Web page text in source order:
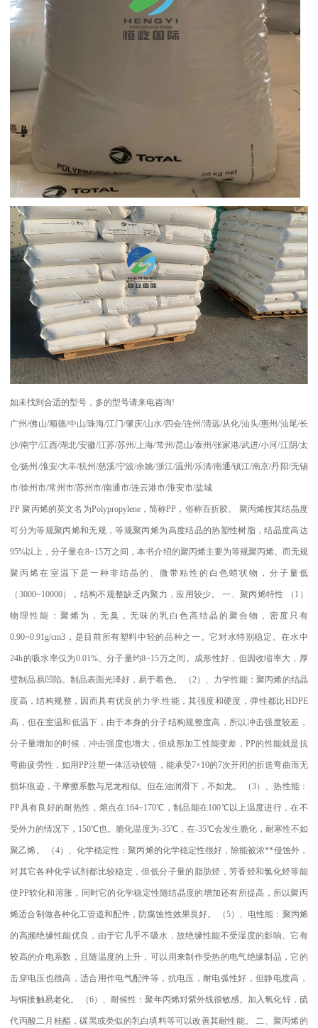
如未找到合适的型号，多的型号请来电咨询!
广州/佛山/顺德/中山/珠海/江门/肇庆/山水/四会/连州 /清远/从化/汕头/惠州/汕尾/长
沙/南宁/江西/湖北/安徽/江苏/苏州/上海/常州 /昆山/泰州 /张家港/武进/小河/江阴/太
仓/扬州 /淮安/大丰/杭州/慈溪/宁波/余姚/浙江/温州 /乐清/南通/镇江/南京/丹阳/无锡
市/徐州市/常州市/苏州市/南通市/连云港市/淮安市/盐城
PP聚丙烯的英文名为Polypropylene，简称PP ，俗称百折胶。 聚丙烯按其结晶度
可分为等规聚丙烯和无规，等规聚丙烯为高度结晶的热塑性树脂，结晶度高达
95%以上，分子量在8~15万之间，本书介绍的聚丙烯主要为等规聚丙烯。而无规
聚丙烯在室温下是一种非结晶的、微带粘性的白色蜡状物，分子量低
（ 3000~10000），结构不规整缺乏内聚力，应用较少。一、聚丙烯特性 （ 1 ）
物理性能：聚烯为，无臭，无味的乳白色高结晶的聚合物，密度只有
0.90~0.91g/cm3 ，是目前所有塑料中轻的品种之一。它对水特别稳定。在水中
24h的吸水率仅为0.01%、分子量约8~15万之间。成形性好，但因收缩率大，厚
璧制品易凹陷。制品表面光泽好，易于着色。 （2）、力学性能：聚丙烯的结晶
度高，结构规整，因而具有优良的力学. 性能，其强度和硬度，弹性都比HDPE
高，但在室温和低温下，由于本身的分子结构规整度高，所以冲击强度较差，
分子量增加的时候，冲击强度也增大，但成形加工性能变差， PP的性能就是抗
弯曲疲劳性，如用PP注塑一体活动铰链，能承受7×10的7次开闭的折迭弯曲而无
损坏痕迹，干摩擦系数与尼龙相似。但在油润滑下，不如龙。 （3）、热性能：
PP具有良好的耐热性，熔点在164~170℃ ，制品能在100℃以上温度进行，在不
受外力的情况下， 150℃也。脆化温度为-35℃，在-35℃会发生脆化，耐寒性不如
聚乙烯。 （4）、化学稳定性：聚丙烯的化学稳定性很好，除能被浓**侵蚀外，
对其它各种化学试剂都比较稳定，但低分子量的脂肪烃，芳香烃和氯化烃等能
使PP软化和溶胀，同时它的化学稳定性随结晶度的增加还有所提高，所以聚丙
烯适合制做各种化工管道和配件，防腐蚀性效果良好。 （5）、电性能：聚丙烯
的高频绝缘性能优良，由于它几乎不吸水，故绝缘性能不受湿度的影响。它有
较高的介电系数，且随温度的上升，可以用来制作受热的电气绝缘制品，它的
击穿电压也很高，适合用作电气配件等，抗电压，耐电弧性好，但静电度高，
与铜接触易老化。 （6）、耐候性：聚年丙烯对紫外线很敏感。加入氧化锌，硫
代丙酸二月桂酯，碳黑或类似的乳白填料等可以改善其耐性能。 二、聚丙烯的